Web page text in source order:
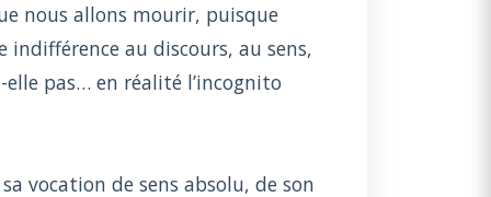
nous allons mourir, puisque
au discours, au sens,
pas… en réalité l’incognito
vocation de sens absolu, de son